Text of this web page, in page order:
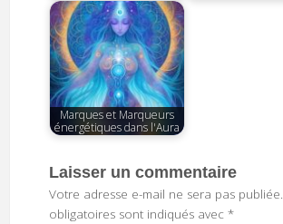
Marques et Marqueurs
énergétiques dans l'Aura
Laisser un commentaire
Votre adresse e-mail ne sera pas publiée.
obligatoires sont indiqués avec *